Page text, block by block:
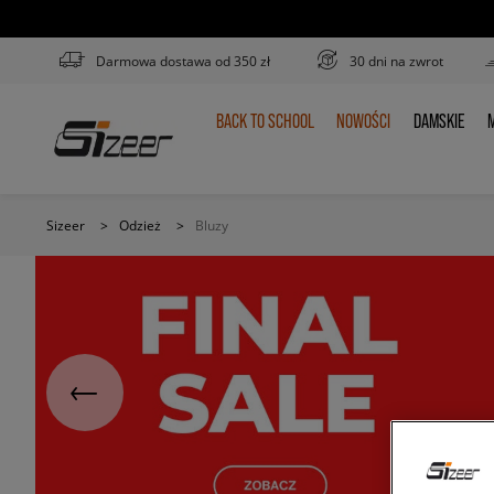
Darmowa dostawa od 350 zł 30 dni na zwrot
BACK
BACK TO SCHOOL NOWOŚCI
NOWOŚCI DAMSKIE
DAMSKIE
Sizeer > Odzież > Bluzy